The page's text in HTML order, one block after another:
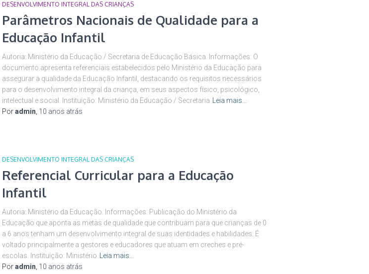
DESENVOLVIMENTO INTEGRAL DAS CRIANÇAS
Parâmetros Nacionais de Qualidade para a
Educação Infantil
Autoria: Ministério da Educação / Secretaria de Educação Básica. Informações: O
documento apresenta referenciais estabelecidos pelo Ministério da Educação para
assegurar a qualidade da Educação Infantil, destacando os requisitos necessários
para o desenvolvimento integral da criança, em seus aspectos físico, psicológico,
intelectual e social. Instituição: Ministério da Educação / Secretaria
Leia mais…
Poradmin 10 anos atrás
DESENVOLVIMENTO INTEGRAL DAS CRIANÇAS
Referencial Curricular para a Educação
Infantil
Autoria: Ministério da Educação. Informações: Publicação do Ministério da
Educação que aponta as metas de qualidade que contribuam para que crianças de 0
a 6 anos tenham um desenvolvimento integral de suas identidades e habilidades. É
voltado principalmente a gestores e educadores que atuam em creches e pré-
escolas. Instituição: Ministério
Leia mais…
Poradmin 10 anos atrás